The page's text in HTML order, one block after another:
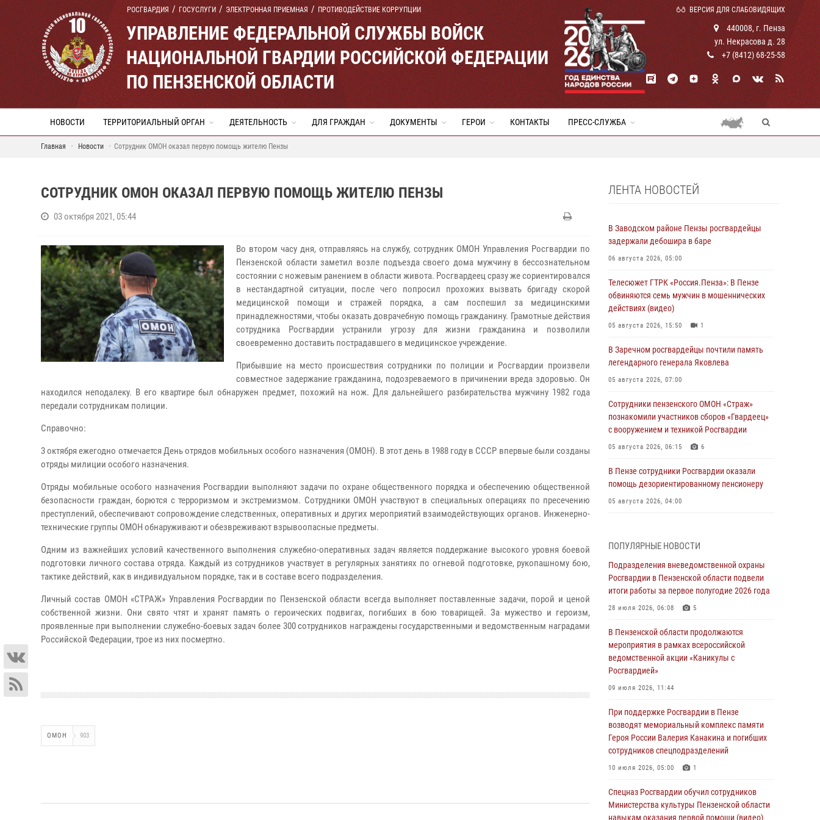
РОСГВАРДИЯ ГОСУСЛУГИ ЭЛЕКТРОННАЯ ПРИЕМНАЯ ПРОТИВОДЕЙСТВИЕ КОРРУПЦИИ ВЕРСИЯ ДЛЯ СЛАБОВИДЯЩИХ
УПРАВЛЕНИЕ ФЕДЕРАЛЬНОЙ СЛУЖБЫ ВОЙСК
НАЦИОНАЛЬНОЙ ГВАРДИИ РОССИЙСКОЙ ФЕДЕРАЦИИ
ПО ПЕНЗЕНСКОЙ ОБЛАСТИ
440008, г. Пенза
ул. Некрасова д. 28
+7 (8412) 68-25-58
НОВОСТИ ТЕРРИТОРИАЛЬНЫЙ ОРГАН ДЕЯТЕЛЬНОСТЬ ДЛЯ ГРАЖДАН ДОКУМЕНТЫ ГЕРОИ КОНТАКТЫ ПРЕСС-СЛУЖБА
Главная Новости Сотрудник ОМОН оказал первую помощь жителю Пензы
СОТРУДНИК ОМОН ОКАЗАЛ ПЕРВУЮ ПОМОЩЬ ЖИТЕЛЮ ПЕНЗЫ
03 октября 2021, 05:44
Во втором часу дня, отправляясь на службу, сотрудник ОМОН Управления Росгвардии по
Пензенской области заметил возле подъезда своего дома мужчину в бессознательном
состоянии с ножевым ранением в области живота. Росгвардеец сразу же сориентировался
в нестандартной ситуации, после чего попросил прохожих вызвать бригаду скорой
медицинской помощи и стражей порядка, а сам поспешил за медицинскими
принадлежностями, чтобы оказать доврачебную помощь гражданину. Грамотные действия
сотрудника Росгвардии устранили угрозу для жизни гражданина и позволили
своевременно доставить пострадавшего в медицинское учреждение.
Прибывшие на место происшествия сотрудники по полиции и Росгвардии произвели
совместное задержание гражданина, подозреваемого в причинении вреда здоровью. Он
находился неподалеку. В его квартире был обнаружен предмет, похожий на нож. Для дальнейшего разбирательства мужчину 1982 года
передали сотрудникам полиции.
Справочно:
3 октября ежегодно отмечается День отрядов мобильных особого назначения (ОМОН). В этот день в 1988 году в СССР впервые были созданы
отряды милиции особого назначения.
Отряды мобильные особого назначения Росгвардии выполняют задачи по охране общественного порядка и обеспечению общественной
безопасности граждан, борются с терроризмом и экстремизмом. Сотрудники ОМОН участвуют в специальных операциях по пресечению
преступлений, обеспечивают сопровождение следственных, оперативных и других мероприятий взаимодействующих органов. Инженерно-
технические группы ОМОН обнаруживают и обезвреживают взрывоопасные предметы.
Одним из важнейших условий качественного выполнения служебно-оперативных задач является поддержание высокого уровня боевой
подготовки личного состава отряда. Каждый из сотрудников участвует в регулярных занятиях по огневой подготовке, рукопашному бою,
тактике действий, как в индивидуальном порядке, так и в составе всего подразделения.
Личный состав ОМОН «СТРАЖ» Управления Росгвардии по Пензенской области всегда выполняет поставленные задачи, порой и ценой
собственной жизни. Они свято чтят и хранят память о героических подвигах, погибших в бою товарищей. За мужество и героизм,
проявленные при выполнении служебно-боевых задач более 300 сотрудников награждены государственными и ведомственным наградами
Российской Федерации, трое из них посмертно.
ОМОН 903
ЛЕНТА НОВОСТЕЙ
В Заводском районе Пензы росгвардейцы
задержали дебошира в баре
06 августа 2026, 05:00
Телесюжет ГТРК «Россия.Пенза»: В Пензе
обвиняются семь мужчин в мошеннических
действиях (видео)
05 августа 2026, 15:50 1
В Заречном росгвардейцы почтили память
легендарного генерала Яковлева
05 августа 2026, 07:00
Сотрудники пензенского ОМОН «Страж»
познакомили участников сборов «Гвардеец»
с вооружением и техникой Росгвардии
05 августа 2026, 06:15 6
В Пензе сотрудники Росгвардии оказали
помощь дезориентированному пенсионеру
05 августа 2026, 04:00
маскировавшейся под реабилитационный
центр (видео)
04 августа 2026, 07:05 4 1
В Управлении Росгвардии по Пензенской
полугодие 2026 года
04 августа 2026, 06:08
Росгвардия обеспечила безопасность
праздничных мероприятий в День ВДВ в
03 августа 2026, 07:14 1
В Пензе сотрудники Росгвардии задержали
мужчину, который криками и нецензурной
бранью напугал жильцов многоквартирного
03 августа 2026, 05:59
ПОПУЛЯРНЫЕ НОВОСТИ
Подразделения вневедомственной охраны
Росгвардии в Пензенской области подвели
итоги работы за первое полугодие 2026 года
28 июля 2026, 06:08 5
В Пензенской области продолжаются
мероприятия в рамках всероссийской
ведомственной акции «Каникулы с
Росгвардией»
09 июля 2026, 11:44
При поддержке Росгвардии в Пензе
возводят мемориальный комплекс памяти
Героя России Валерия Канакина и погибших
сотрудников спецподразделений
10 июля 2026, 05:00 1
Спецназ Росгвардии обучил сотрудников
Министерства культуры Пензенской области
навыкам оказания первой помощи (видео)